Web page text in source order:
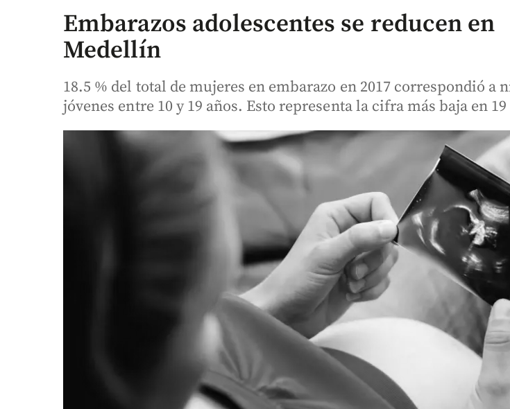
Embarazos adolescentes se reducen en
Medellín
18.5 % del total de mujeres en embarazo en 2017 correspondió a
jóvenes entre 10 y 19 años. Esto representa la cifra más baja en 19